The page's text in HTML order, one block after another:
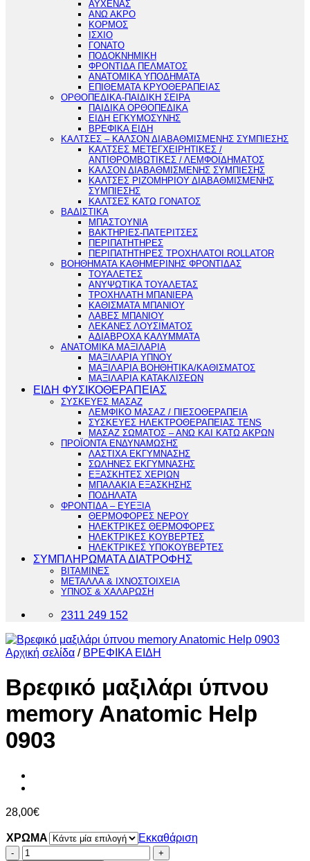
ΑΥΧΕΝΑΣ
ΑΝΩ ΑΚΡΟ
ΚΟΡΜΟΣ
ΙΣΧΙΟ
ΓΟΝΑΤΟ
ΠΟΔΟΚΝΗΜΙΚΗ
ΦΡΟΝΤΙΔΑ ΠΕΛΜΑΤΟΣ
ΑΝΑΤΟΜΙΚΑ ΥΠΟΔΗΜΑΤΑ
ΕΠΙΘΕΜΑΤΑ ΚΡΥΟΘΕΡΑΠΕΙΑΣ
ΟΡΘΟΠΕΔΙΚΑ-ΠΑΙΔΙΚΗ ΣΕΙΡΑ
ΠΑΙΔΙΚΑ ΟΡΘΟΠΕΔΙΚΑ
ΕΙΔΗ ΕΓΚΥΜΟΣΥΝΗΣ
ΒΡΕΦΙΚΑ ΕΙΔΗ
ΚΑΛΤΣΕΣ – ΚΑΛΣΟΝ ΔΙΑΒΑΘΜΙΣΜΕΝΗΣ ΣΥΜΠΙΕΣΗΣ
ΚΑΛΤΣΕΣ ΜΕΤΕΓΧΕΙΡΗΤΙΚΕΣ /
ΑΝΤΙΘΡΟΜΒΩΤΙΚΕΣ / ΛΕΜΦΟΙΔΗΜΑΤΟΣ
ΚΑΛΣΟΝ ΔΙΑΒΑΘΜΙΣΜΕΝΗΣ ΣΥΜΠΙΕΣΗΣ
ΚΑΛΤΣΕΣ ΡΙΖΟΜΗΡΙΟΥ ΔΙΑΒΑΘΜΙΣΜΕΝΗΣ
ΣΥΜΠΙΕΣΗΣ
ΚΑΛΤΣΕΣ ΚΑΤΩ ΓΟΝΑΤΟΣ
ΒΑΔΙΣΤΙΚΑ
ΜΠΑΣΤΟΥΝΙΑ
ΒΑΚΤΗΡΙΕΣ-ΠΑΤΕΡΙΤΣΕΣ
ΠΕΡΙΠΑΤΗΤΗΡΕΣ
ΠΕΡΙΠΑΤΗΤΗΡΕΣ ΤΡΟΧΗΛΑΤΟΙ ROLLATOR
ΒΟΗΘΗΜΑΤΑ ΚΑΘΗΜΕΡΙΝΗΣ ΦΡΟΝΤΙΔΑΣ
ΤΟΥΑΛΕΤΕΣ
ΑΝΥΨΩΤΙΚΑ ΤΟΥΑΛΕΤΑΣ
ΤΡΟΧΗΛΑΤΗ ΜΠΑΝΙΕΡΑ
ΚΑΘΙΣΜΑΤΑ ΜΠΑΝΙΟΥ
ΛΑΒΕΣ ΜΠΑΝΙΟΥ
ΛΕΚΑΝΕΣ ΛΟΥΣΙΜΑΤΟΣ
ΑΔΙΑΒΡΟΧΑ ΚΑΛΥΜΜΑΤΑ
ΑΝΑΤΟΜΙΚΑ ΜΑΞΙΛΑΡΙΑ
ΜΑΞΙΛΑΡΙΑ ΥΠΝΟΥ
ΜΑΞΙΛΑΡΙΑ ΒΟΗΘΗΤΙΚΑ/ΚΑΘΙΣΜΑΤΟΣ
ΜΑΞΙΛΑΡΙΑ ΚΑΤΑΚΛΙΣΕΩΝ
ΕΙΔΗ ΦΥΣΙΚΟΘΕΡΑΠΕΙΑΣ
ΣΥΣΚΕΥΕΣ ΜΑΣΑΖ
ΛΕΜΦΙΚΟ ΜΑΣΑΖ / ΠΙΕΣΟΘΕΡΑΠΕΙΑ
ΣΥΣΚΕΥΕΣ ΗΛΕΚΤΡΟΘΕΡΑΠΕΙΑΣ TENS
ΜΑΣΑΖ ΣΩΜΑΤΟΣ – ΑΝΩ ΚΑΙ ΚΑΤΩ ΑΚΡΩΝ
ΠΡΟΪΟΝΤΑ ΕΝΔΥΝΑΜΩΣΗΣ
ΛΑΣΤΙΧΑ ΕΚΓΥΜΝΑΣΗΣ
ΣΩΛΗΝΕΣ ΕΚΓΥΜΝΑΣΗΣ
ΕΞΑΣΚΗΤΕΣ ΧΕΡΙΩΝ
ΜΠΑΛΑΚΙΑ ΕΞΑΣΚΗΣΗΣ
ΠΟΔΗΛΑΤΑ
ΦΡΟΝΤΙΔΑ – ΕΥΕΞΙΑ
ΘΕΡΜΟΦΟΡΕΣ ΝΕΡΟΥ
ΗΛΕΚΤΡΙΚΕΣ ΘΕΡΜΟΦΟΡΕΣ
ΗΛΕΚΤΡΙΚΕΣ ΚΟΥΒΕΡΤΕΣ
ΗΛΕΚΤΡΙΚΕΣ ΥΠΟΚΟΥΒΕΡΤΕΣ
ΣΥΜΠΛΗΡΩΜΑΤΑ ΔΙΑΤΡΟΦΗΣ
ΒΙΤΑΜΙΝΕΣ
ΜΕΤΑΛΛΑ & ΙΧΝΟΣΤΟΙΧΕΙΑ
ΥΠΝΟΣ & ΧΑΛΑΡΩΣΗ
2311 249 152
Αρχική σελίδα / ΒΡΕΦΙΚΑ ΕΙΔΗ
Βρεφικό μαξιλάρι ύπνου
memory Anatomic Help
0903
28,00€
ΧΡΩΜΑ
Εκκαθάριση
Βρεφικό